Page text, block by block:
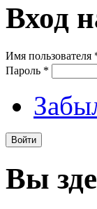
Вход
Имя пользователя
Пароль *
Вы